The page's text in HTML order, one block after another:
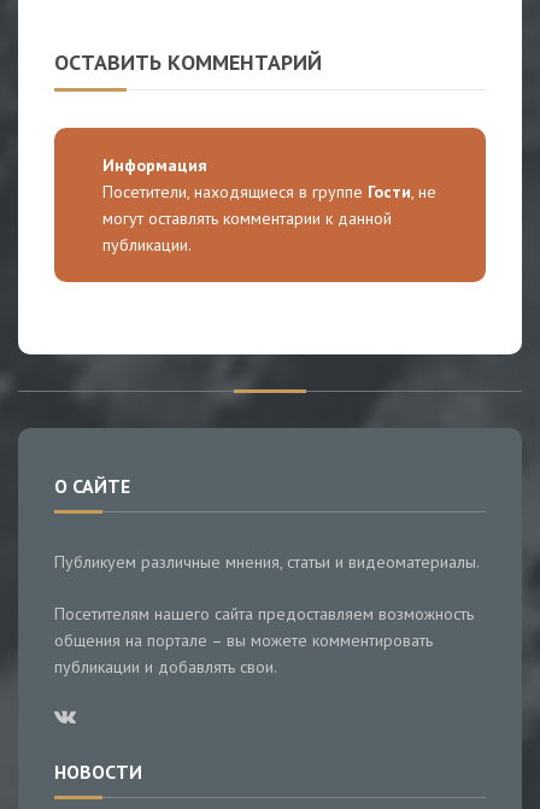
ОСТАВИТЬ КОММЕНТАРИЙ
Информация
Посетители, находящиеся в группе Гости, не
могут оставлять комментарии к данной
публикации.
О САЙТЕ
Публикуем различные мнения, статьи и видеоматериалы.
Посетителям нашего сайта предоставляем возможность
общения на портале – вы можете комментировать
публикации и добавлять свои.
НОВОСТИ